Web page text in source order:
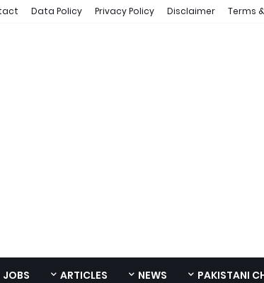
Terms
Disclaimer
Privacy Policy
Data Policy
PAKISTANI
NEWS
ARTICLES
JOBS